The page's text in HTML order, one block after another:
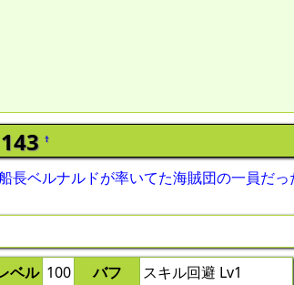
143†
長ベルナルドが率いてた海賊団の一員だ
ベル 100 バフ
スキル回避 Lv1